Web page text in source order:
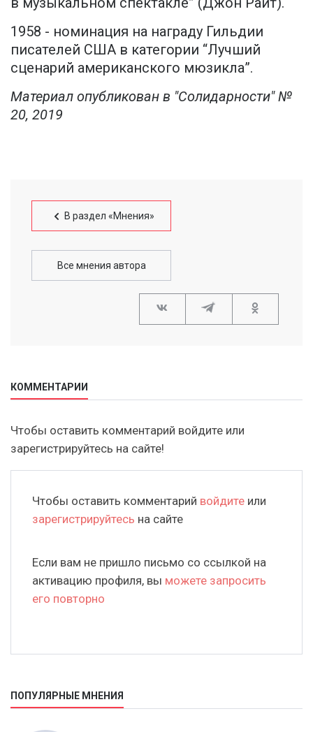
1958 - номинация на награду Гильдии
писателей США в категории “Лучший
сценарий американского мюзикла”.
Материал опубликован в "Солидарности" №
20, 2019
В раздел «Мнения»
Все мнения автора
КОММЕНТАРИИ
Чтобы оставить комментарий войдите или
зарегистрируйтесь на сайте!
Чтобы оставить комментарий войдите или
зарегистрируйтесь на сайте
Если вам не пришло письмо со ссылкой на
активацию профиля, вы можете запросить
его повторно
ПОПУЛЯРНЫЕ МНЕНИЯ